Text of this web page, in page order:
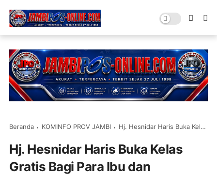
Beranda KOMINFO PROV JAMBI Hj. Hesnidar Haris Buka Kelas Gratis Bagi Para Ibu dan Masyarakat Yang Ingin Belajar Baca Al-Qur’an
Hj. Hesnidar Haris Buka Kelas
Gratis Bagi Para Ibu dan